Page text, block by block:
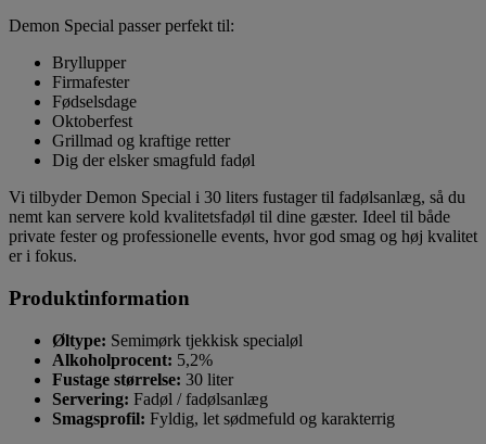
Demon Special passer perfekt til:
Bryllupper
Firmafester
Fødselsdage
Oktoberfest
Grillmad og kraftige retter
Dig der elsker smagfuld fadøl
Vi tilbyder Demon Special i 30 liters fustager til fadølsanlæg, så du
nemt kan servere kold kvalitetsfadøl til dine gæster. Ideel til både
private fester og professionelle events, hvor god smag og høj kvalitet
er i fokus.
Produktinformation
Øltype: Semimørk tjekkisk specialøl
Alkoholprocent: 5,2%
Fustage størrelse: 30 liter
Servering: Fadøl / fadølsanlæg
Smagsprofil: Fyldig, let sødmefuld og karakterrig